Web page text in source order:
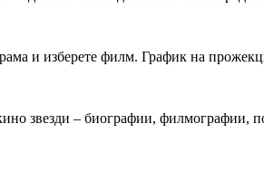
и изберете филм. График на
звезди – биографии, филмографии,